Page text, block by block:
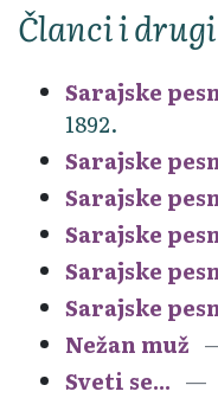
Članci i
Sarajske
1892.
Sarajske
Sarajske
Sarajske
Sarajske
Sarajske
Nežan muž
Sveti se...